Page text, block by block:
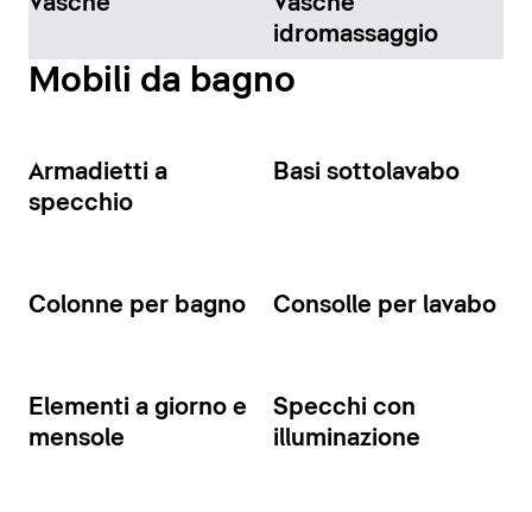
idromassaggio
Mobili da bagno
Armadietti a
specchio
Basi sottolavabo
Colonne per bagno Consolle per lavabo
Elementi a giorno e
mensole
Specchi con
illuminazione